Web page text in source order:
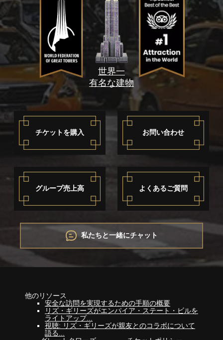
チケットを購入 お問い合わせ
グループ売上高 よくあるご質問
私たちと一緒にチャット
世界一
有名な建物
他のリソース
安全な訪問を実現するための手順の概要
リズ・ギリーズがエンパイア・ステート・ビルを
ライトアップ...
視聴: リズ・ギリーズが親友とのコラボについて
語る...